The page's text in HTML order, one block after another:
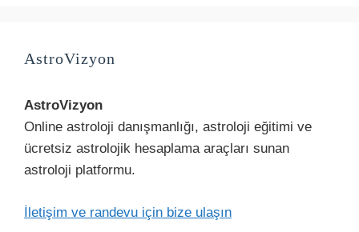
AstroVizyon
AstroVizyon
Online astroloji danışmanlığı, astroloji eğitimi ve
ücretsiz astrolojik hesaplama araçları sunan
astroloji platformu.
İletişim ve randevu için bize ulaşın